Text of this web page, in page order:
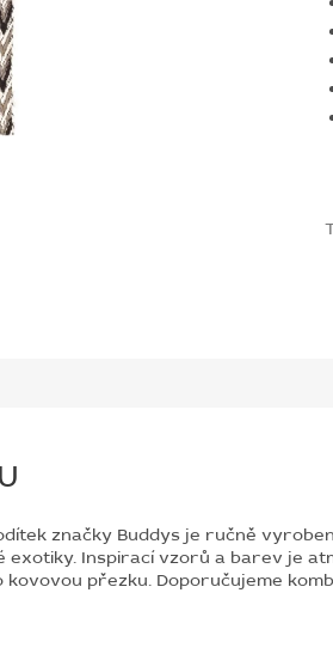
značky Buddys je ručně
exotiky. Inspirací vzorů a barev je
přezku. Doporučujeme